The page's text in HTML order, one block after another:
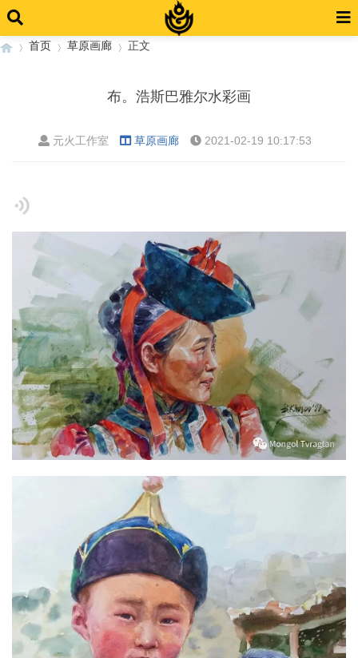
首页 草原画廊 正文
布。浩斯巴雅尔水彩画
元火工作室 草原画廊 2021-02-19 10:17:53